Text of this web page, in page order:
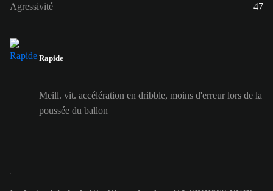
Agressivité
47
Rapide
Meill. vit. accélération en dribble, moins d'erreur lors de la
poussée du ballon